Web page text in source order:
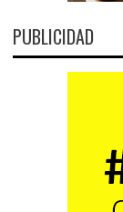
PUBLICIDAD